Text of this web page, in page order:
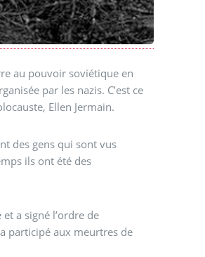
au pouvoir soviétique en
par les nazis. C’est ce
Ellen Jermain.
des gens qui sont vus
ils ont été des
a signé l’ordre de
participé aux meurtres de